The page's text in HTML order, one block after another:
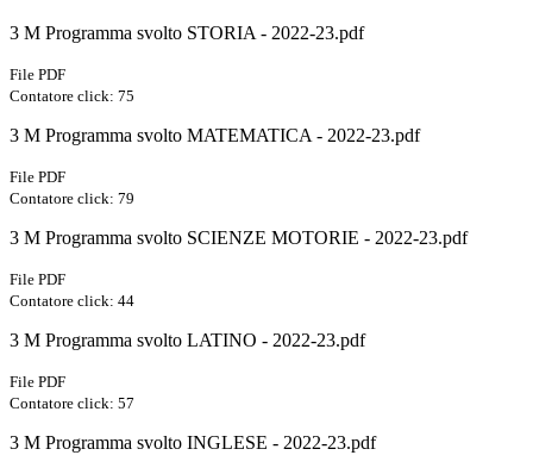
3 M Programma svolto STORIA - 2022-23.pdf
File PDF
Contatore click: 75
3 M Programma svolto MATEMATICA - 2022-23.pdf
File PDF
Contatore click: 79
3 M Programma svolto SCIENZE MOTORIE - 2022-23.pdf
File PDF
Contatore click: 44
3 M Programma svolto LATINO - 2022-23.pdf
File PDF
Contatore click: 57
3 M Programma svolto INGLESE - 2022-23.pdf